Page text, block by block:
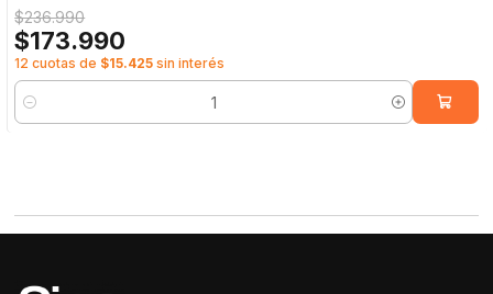
$236.990
$173.990
12 cuotas de $15.425 sin interés
Cantidad